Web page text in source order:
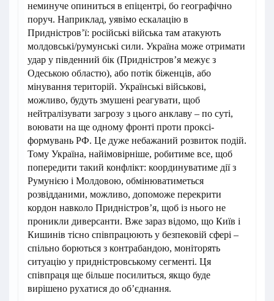
неминуче опиниться в епіцентрі, бо географічно
поруч. Наприклад, уявімо ескалацію в
Придністров’ї: російські війська там атакують
молдовські/румунські сили. Україна може отримати
удар у південний бік (Придністров’я межує з
Одеською областю), або потік біженців, або
мінування територій. Українські військові,
можливо, будуть змушені реагувати, щоб
нейтралізувати загрозу з цього анклаву – по суті,
воювати на ще одному фронті проти проксі-
формувань РФ. Це дуже небажаний розвиток подій.
Тому Україна, найімовірніше, робитиме все, щоб
попередити такий конфлікт: координуватиме дії з
Румунією і Молдовою, обмінюватиметься
розвідданими, можливо, допоможе перекрити
кордон навколо Придністров’я, щоб із нього не
проникли диверсанти. Вже зараз відомо, що Київ і
Кишинів тісно співпрацюють у безпековій сфері –
спільно борються з контрабандою, моніторять
ситуацію у придністровському сегменті. Ця
співпраця ще більше посилиться, якщо буде
вирішено рухатися до об’єднання.